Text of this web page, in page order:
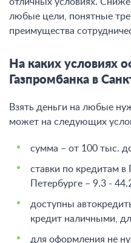
любые цели, понятные
преимущества
На каких условиях
Газпромбанка в
Взять деньги на любые
может на следующих
сумма – от 100 тыс.
ставки по кредитам в
Петербурге – 9.3 -
доступны
кредит наличными,
для оформления не